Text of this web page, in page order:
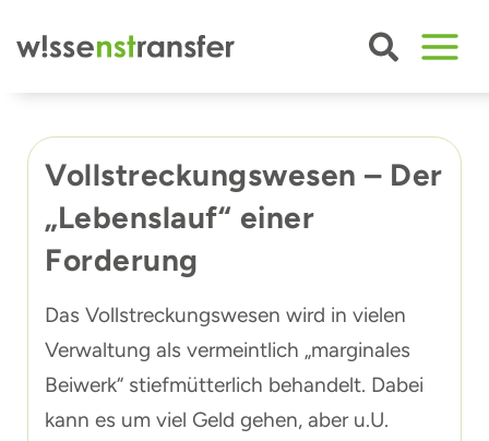
springen
Vollstreckungswesen – Der
„Lebenslauf“ einer
Forderung
Das Vollstreckungswesen wird in vielen
Verwaltung als vermeintlich „marginales
Beiwerk“ stiefmütterlich behandelt. Dabei
kann es um viel Geld gehen, aber u.U.